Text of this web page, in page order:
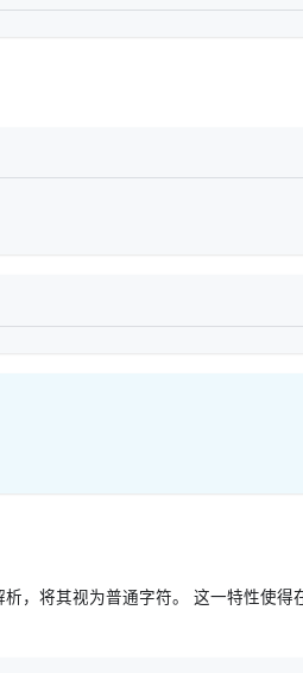
，将其视为普通字符。 这一特性使得